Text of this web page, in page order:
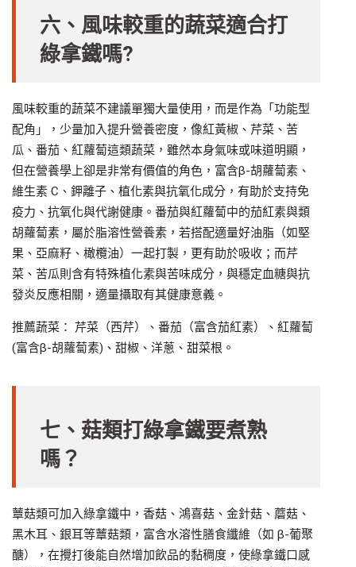
六、風味較重的蔬菜適合打
綠拿鐵嗎?
風味較重的蔬菜不建議單獨大量使用，而是作為「功能型
配角」，少量加入提升營養密度，像紅黃椒、芹菜、苦
瓜、番茄、紅蘿蔔這類蔬菜，雖然本身氣味或味道明顯，
但在營養學上卻是非常有價值的角色，富含β-胡蘿蔔素、
維生素 C、鉀離子、植化素與抗氧化成分，有助於支持免
疫力、抗氧化與代謝健康。番茄與紅蘿蔔中的茄紅素與類
胡蘿蔔素，屬於脂溶性營養素，若搭配適量好油脂（如堅
果、亞麻籽、橄欖油）一起打製，更有助於吸收；而芹
菜、苦瓜則含有特殊植化素與苦味成分，與穩定血糖與抗
發炎反應相關，適量攝取有其健康意義。
推薦蔬菜： 芹菜（西芹）、番茄（富含茄紅素）、紅蘿蔔
(富含β-胡蘿蔔素)、甜椒、洋蔥、甜菜根。
七、菇類打綠拿鐵要煮熟
嗎？
蕈菇類可加入綠拿鐵中，香菇、鴻喜菇、金針菇、蘑菇、
黑木耳、銀耳等蕈菇類，富含水溶性膳食纖維（如 β-葡聚
醣），在攪打後能自然增加飲品的黏稠度，使綠拿鐵口感